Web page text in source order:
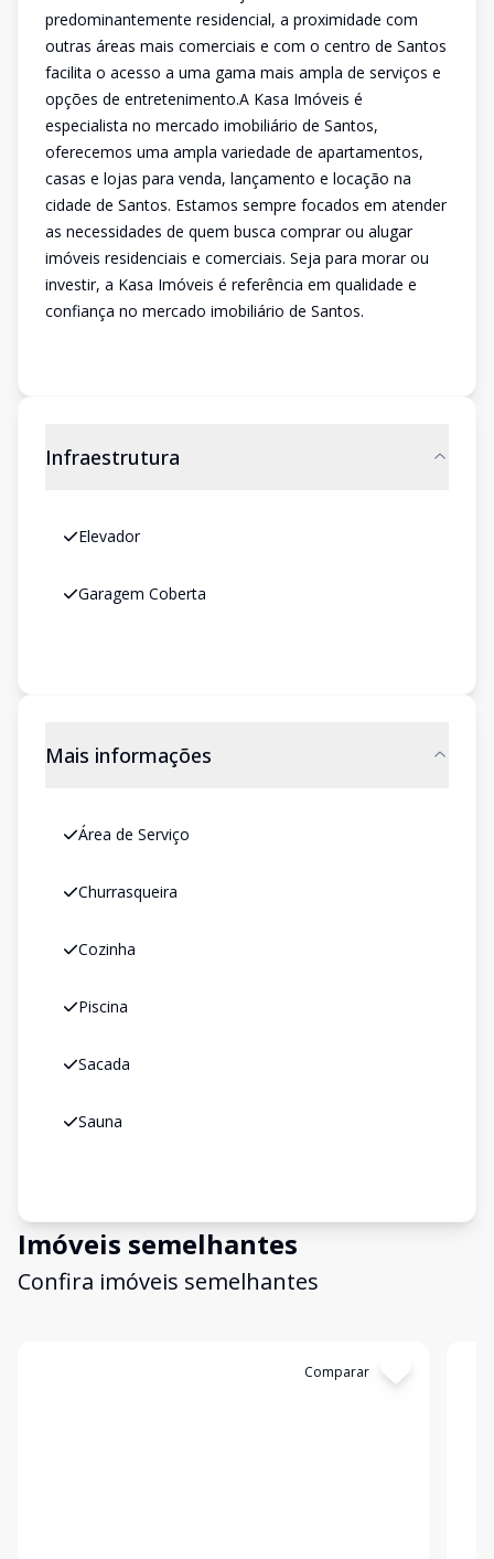
predominantemente residencial, a proximidade com
outras áreas mais comerciais e com o centro de Santos
facilita o acesso a uma gama mais ampla de serviços e
opções de entretenimento.A Kasa Imóveis é
especialista no mercado imobiliário de Santos,
oferecemos uma ampla variedade de apartamentos,
casas e lojas para venda, lançamento e locação na
cidade de Santos. Estamos sempre focados em atender
as necessidades de quem busca comprar ou alugar
imóveis residenciais e comerciais. Seja para morar ou
investir, a Kasa Imóveis é referência em qualidade e
confiança no mercado imobiliário de Santos.
Infraestrutura
Elevador
Garagem Coberta
Mais informações
Área de Serviço
Churrasqueira
Cozinha
Piscina
Sacada
Sauna
Imóveis semelhantes
Confira imóveis semelhantes
Comparar